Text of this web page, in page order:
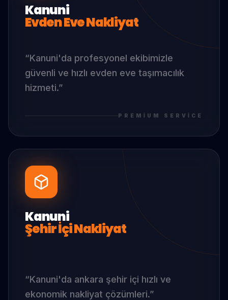
Kanuni
Evden Eve Nakliyat
“Kanuni'da profesyonel ekibimizle
güvenli ve hızlı evden eve taşımacılık
hizmeti.”
PREMIUM SERVICE
Kanuni
Şehir İçi Nakliyat
“Kanuni'da ankara şehir içi hızlı ve
ekonomik nakliyat çözümleri.”